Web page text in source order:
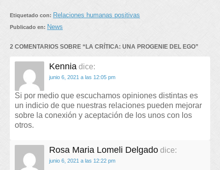
Etiquetado con: Relaciones humanas positivas
Publicado en: News
2 COMENTARIOS SOBRE “ LA CRÍTICA: UNA PROGENIE DEL EGO”
Kennia dice:
junio 6, 2021 a las 12:05 pm
Si por medio que escuchamos opiniones distintas es
un indicio de que nuestras relaciones pueden mejorar
sobre la conexión y aceptación de los unos con los
otros.
Rosa Maria Lomeli Delgado dice:
junio 6, 2021 a las 12:22 pm